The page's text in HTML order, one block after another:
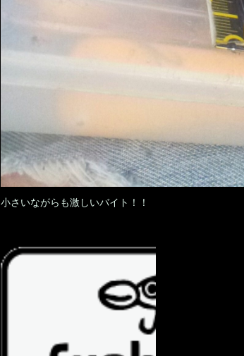
小さいながらも激しいバイト！！